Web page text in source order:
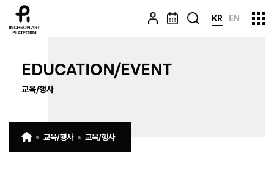
KR EN
EDUCATION/EVENT
교육/행사
교육/행사 교육/행사